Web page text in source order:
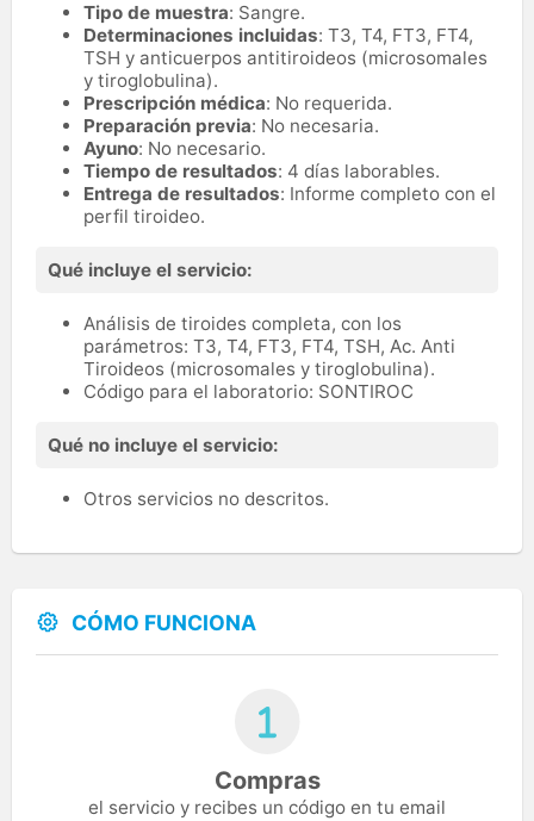
Tipo de muestra: Sangre.
Determinaciones incluidas: T3, T4, FT3, FT4,
TSH y anticuerpos antitiroideos (microsomales
y tiroglobulina).
Prescripción médica: No requerida.
Preparación previa: No necesaria.
Ayuno: No necesario.
Tiempo de resultados: 4 días laborables.
Entrega de resultados: Informe completo con el
perfil tiroideo.
Qué incluye el servicio:
Análisis de tiroides completa, con los
parámetros: T3, T4, FT3, FT4, TSH, Ac. Anti
Tiroideos (microsomales y tiroglobulina).
Código para el laboratorio: SONTIROC
Qué no incluye el servicio:
Otros servicios no descritos.
CÓMO FUNCIONA
Compras
el servicio y recibes un código en tu email